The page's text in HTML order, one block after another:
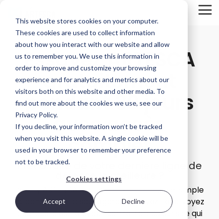
This website stores cookies on your computer.
These cookies are used to collect information
about how you interact with our website and allow
us to remember you. We use this information in
order to improve and customize your browsing
experience and for analytics and metrics about our
visitors both on this website and other media. To
find out more about the cookies we use, see our
Privacy Policy.
If you decline, your information won’t be tracked
when you visit this website. A single cookie will be
used in your browser to remember your preference
not to be tracked.
Cookies settings
Accept Decline
main
content.
Présentation
du
produit
ARTESCA
est la
solution de
stockage
objet de
Scality axée
en priorité
sur la
sauvegarde,
conçue
pour les
qui
nécessitent
une
Options
de
déploiement
Chaque
environnement
informatique
est différent.
pourquoi
ARTESCA
vous offre le
choix — des
déploiements
exclusivement
logiciels
aux
appliances
entièrement
intégrées.
L'ADN
de
Scality
Qu'est-ce
qui rend
Scality
particulièrement
relever les
défis liés
aux
données à
Scality
attire les
meilleurs
talents et
REPORT
Chief
Analyst at
evaluated
how
ARTESCA+
Essayez ARTESCA
gratuitement
pendant 30 jours
avec accès
complet
Prêt à faire de votre dernière ligne de
défense la meilleure ?
Scality ARTESCA est un stockage sécurisé, simple
et conçu pour la sauvegarde. Essayez-le et voyez
pourquoi c'est le cyber coffre-fort S3 sur site qui